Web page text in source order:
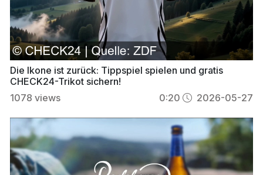
Die Ikone ist zurück: Tippspiel spielen und gratis
CHECK24-Trikot sichern!
1078 views 0:20 2026-05-27